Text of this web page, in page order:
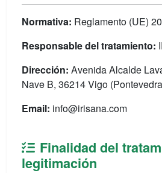
Normativa: Reglamento (UE)
Responsable del tratamiento:
Dirección: Avenida Alcalde
Nave B, 36214 Vigo
Email: info@irisana.com
Finalidad del
legitimación